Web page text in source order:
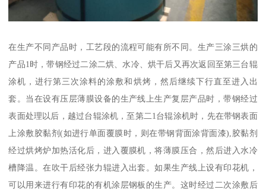
在生产不同产品时，工艺段的流程可能有所不同。生产三涂三烘的
产品1时，带钢经过二涂二烘、水冷、烘干后又再次返回至第三台辊
涂机，进行第三次涂料的涂敷和烘烤，然后继续下行直至进入出
套。当在设有压层薄膜设备的生产线上生产复层产品时，带钢经过
表面处理以后，越过台辊涂机，至第二1台辊涂机时，先在带钢表面
上涂敷胶黏剂(如进行单面覆膜时，则在带钢背面涂背面漆),胶黏剂
经过烘烤炉加热活化后，进入覆膜机，将薄膜压合，然后进入水冷
槽降温。在吹干后经张力辊进入出套。如果生产线上设有印花机，
可以用来进行有印花的有机涂层钢板的生产。这时经过二次涂敷后